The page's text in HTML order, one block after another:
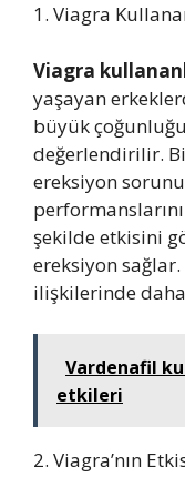
1. Viagra
Viagra
yaşayan
büyük
değerlendirilir.
ereksiyon
şekilde etkisini
ereksiyon sağlar.
ilişkilerinde
Vardenafil
etkileri
2. Viagra’nın